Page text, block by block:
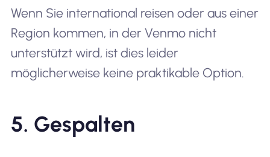
Wenn Sie international reisen oder aus einer
Region kommen, in der Venmo nicht
unterstützt wird, ist dies leider
möglicherweise keine praktikable Option.
5. Gespalten